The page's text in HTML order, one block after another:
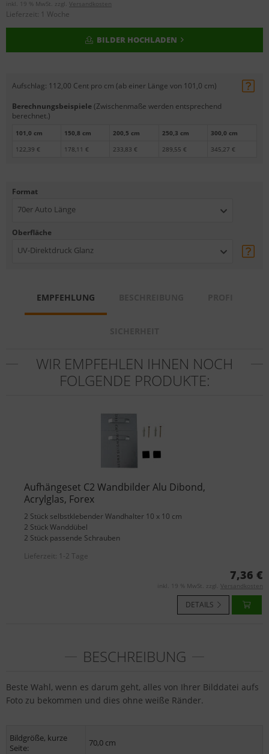
inkl. 19 % MwSt. zzgl. Versandkosten
Lieferzeit: 1 Woche
BILDER HOCHLADEN
Aufschlag: 112,00 Cent pro cm (ab einer Länge von 101,0 cm)
Berechnungsbeispiele(Zwischenmaße werden entsprechend
berechnet.)
101,0 cm
122,39 €
150,8 cm
178,11 €
200,5 cm
233,83 €
250,3 cm
289,55 €
300,0 cm
345,27 €
Format
70er Auto Länge
Oberfläche
UV-Direktdruck Glanz
EMPFEHLUNG
WIR EMPFEHLEN IHNEN NOCH
FOLGENDE PRODUKTE:
Aufhängeset C2 Wandbilder Alu Dibond,
Acrylglas, Forex
2 Stück selbstklebender Wandhalter 10 x 10 cm
2 Stück Wanddübel
2 Stück passende Schrauben
Lieferzeit: 1-2 Tage
7,36 €
inkl. 19 % MwSt. zzgl. Versandkosten
DETAILS
BESCHREIBUNG
Beste Wahl, wenn es darum geht, alles von Ihrer Bilddatei aufs
Foto zu bekommen und dies ohne weiße Ränder.
Bildgröße, kurze
Seite:
70,0 cm